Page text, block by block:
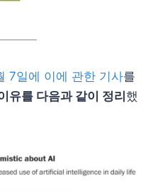
7일에 이에 관한 기사를
유를 다음과 같이 정리 했